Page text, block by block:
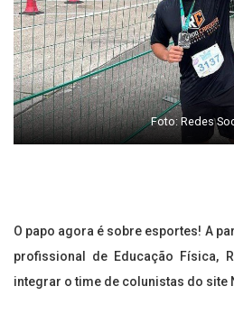
Foto: Redes
O papo agora é sobre esportes! A
profissional de Educação Física,
integrar o time de colunistas do site